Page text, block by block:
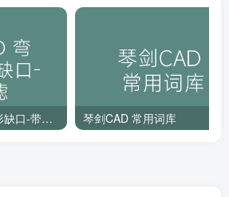
琴剑CAD 弯线开弧形缺口-带过滤 琴剑CAD 常用词库